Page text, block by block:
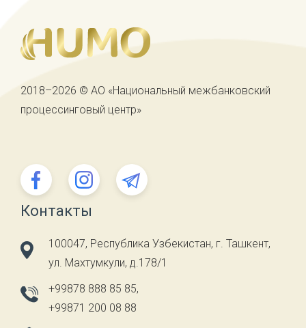
2018–2026 © АО «Национальный межбанковский
процессинговый центр»
Контакты
100047, Республика Узбекистан, г. Ташкент,
ул. Махтумкули, д.178/1
+99878 888 85 85,
+99871 200 08 88